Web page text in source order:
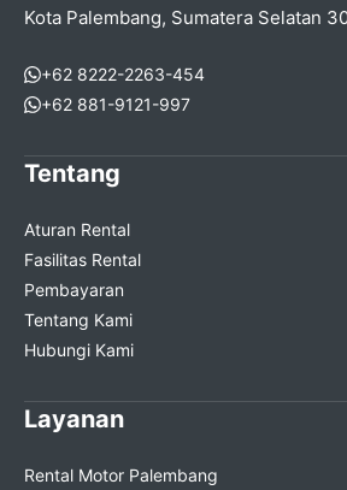
Kota Palembang, Sumatera Selatan
+62 8222-2263-454
+62 881-9121-997
Tentang
Aturan Rental
Fasilitas Rental
Pembayaran
Tentang Kami
Hubungi Kami
Layanan
Rental Motor Palembang